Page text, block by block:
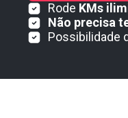
Rode KMs
Não precisa
Possibilidade